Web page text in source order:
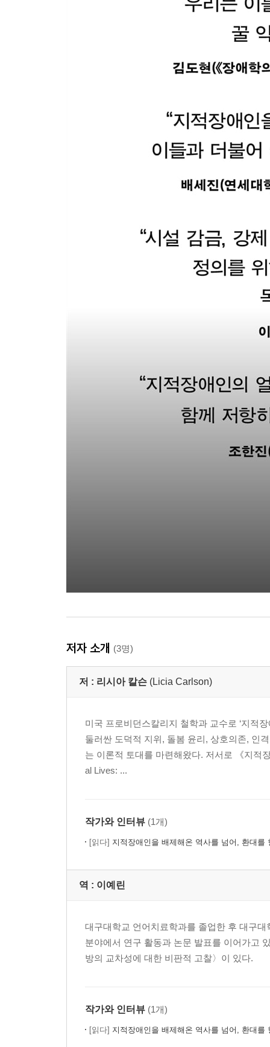
저자 소개 (3명)
저 : 리시아 칼슨 (Licia Carlson)
미국 프로비던스칼리지 철학과 교수로 ‘지적
둘러싼 도덕적 지위, 돌봄 윤리, 상호의존, 인
는 이론적 토대를 마련해왔다. 저서로 《지적
al Lives: ...
작가와 인터뷰 (1개)
[읽다] 지적장애인을 배제해온 역사를 넘어, 환대를
역 : 이예린
대구대학교 언어치료학과를 졸업한 후 대구
분야에서 연구 활동과 논문 발표를 이어가고
방의 교차성에 대한 비판적 고찰〉이 있다.
작가와 인터뷰 (1개)
[읽다] 지적장애인을 배제해온 역사를 넘어, 환대를